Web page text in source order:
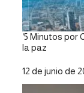
‘5 Minutos por
la paz
Fecha
12 de junio de